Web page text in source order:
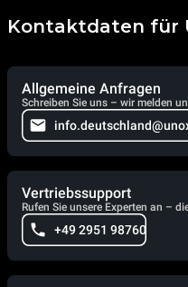
Kontaktdaten für
Allgemeine Anfragen
Schreiben Sie uns – wir melden
Vertriebssupport
Rufen Sie unsere Experten an –
+49 2951 98760